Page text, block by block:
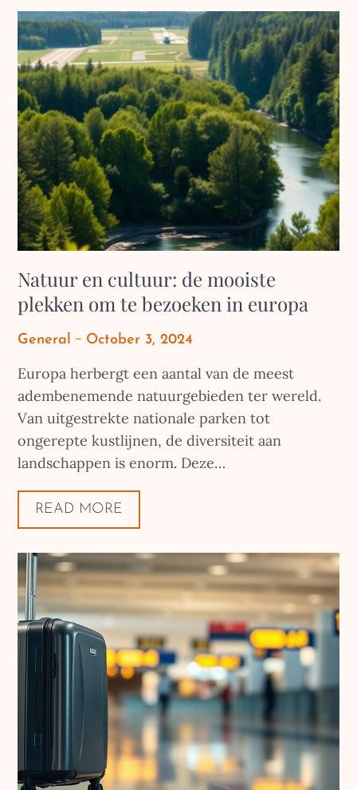
Natuur en cultuur: de mooiste
plekken om te bezoeken in europa
General
Posted
October 3, 2024
Europa herbergt een aantal van de meest
adembenemende natuurgebieden ter wereld.
Van uitgestrekte nationale parken tot
ongerepte kustlijnen, de diversiteit aan
landschappen is enorm. Deze…
READ MORE